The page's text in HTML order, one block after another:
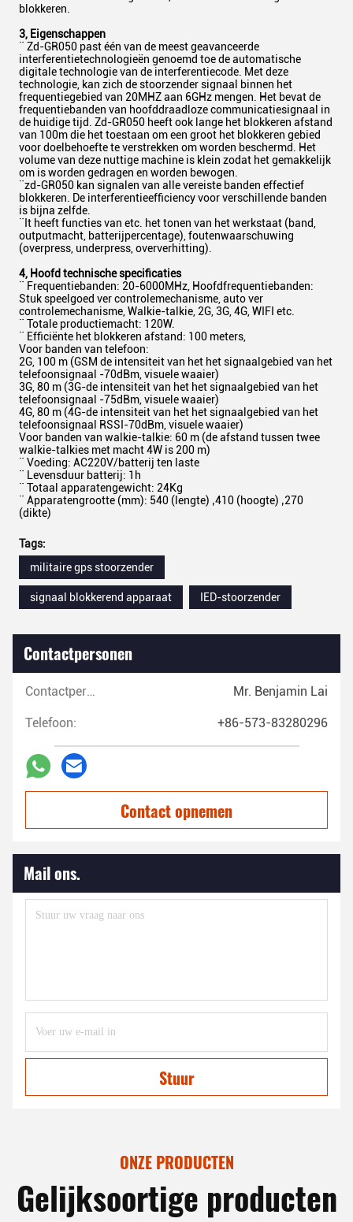
blokkeren.
3, Eigenschappen
¨ Zd-GR050 past één van de meest geavanceerde
interferentietechnologieën genoemd toe de automatische
digitale technologie van de interferentiecode. Met deze
technologie, kan zich de stoorzender signaal binnen het
frequentiegebied van 20MHZ aan 6GHz mengen. Het bevat de
frequentiebanden van hoofddraadloze communicatiesignaal in
de huidige tijd. Zd-GR050 heeft ook lange het blokkeren afstand
van 100m die het toestaan om een groot het blokkeren gebied
voor doelbehoefte te verstrekken om worden beschermd. Het
volume van deze nuttige machine is klein zodat het gemakkelijk
om is worden gedragen en worden bewogen.
¨zd-GR050 kan signalen van alle vereiste banden effectief
blokkeren. De interferentieefficiency voor verschillende banden
is bijna zelfde.
¨It heeft functies van etc. het tonen van het werkstaat (band,
outputmacht, batterijpercentage), foutenwaarschuwing
(overpress, underpress, oververhitting).
4, Hoofd technische specificaties
¨ Frequentiebanden: 20-6000MHz, Hoofdfrequentiebanden:
Stuk speelgoed ver controlemechanisme, auto ver
controlemechanisme, Walkie-talkie, 2G, 3G, 4G, WIFI etc.
¨ Totale productiemacht: 120W.
¨ Efficiënte het blokkeren afstand: 100 meters,
Voor banden van telefoon:
2G, 100 m (GSM de intensiteit van het het signaalgebied van het
telefoonsignaal -70dBm, visuele waaier)
3G, 80 m (3G-de intensiteit van het het signaalgebied van het
telefoonsignaal -75dBm, visuele waaier)
4G, 80 m (4G-de intensiteit van het het signaalgebied van het
telefoonsignaal RSSI-70dBm, visuele waaier)
Voor banden van walkie-talkie: 60 m (de afstand tussen twee
walkie-talkies met macht 4W is 200 m)
¨ Voeding: AC220V/batterij ten laste
¨ Levensduur batterij: 1h
¨ Totaal apparatengewicht: 24Kg
¨ Apparatengrootte (mm): 540 (lengte) ‚410 (hoogte) ‚270
(dikte)
Tags:
militaire gps stoorzender
signaal blokkerend apparaat IED-stoorzender
Contactpersonen
Contactpersonen: Mr. Benjamin Lai
Telefoon: +86-573-83280296
Contact opnemen
Mail ons.
Stuur
ONZE PRODUCTEN
Gelijksoortige producten